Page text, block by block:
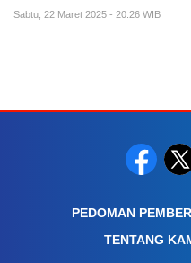
Sabtu, 22 Maret 2025 - 20:26 WIB
PEDOMAN
TENTANG